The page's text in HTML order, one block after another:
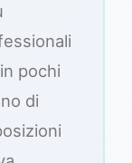
pochi
di